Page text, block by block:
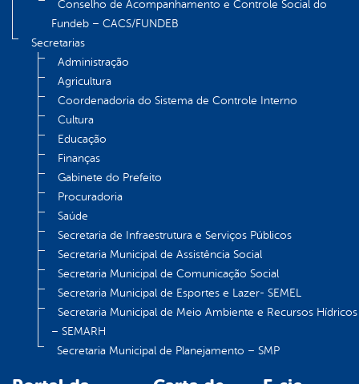
Conselho de Acompanhamento e Controle Social do
Fundeb – CACS/FUNDEB
Secretarias
Administração
Agricultura
Coordenadoria do Sistema de Controle Interno
Cultura
Educação
Finanças
Gabinete do Prefeito
Procuradoria
Saúde
Secretaria de Infraestrutura e Serviços Públicos
Secretaria Municipal de Assistência Social
Secretaria Municipal de Comunicação Social
Secretaria Municipal de Esportes e Lazer- SEMEL
Secretaria Municipal de Meio Ambiente e Recursos Hídricos
– SEMARH
Secretaria Municipal de Planejamento – SMP